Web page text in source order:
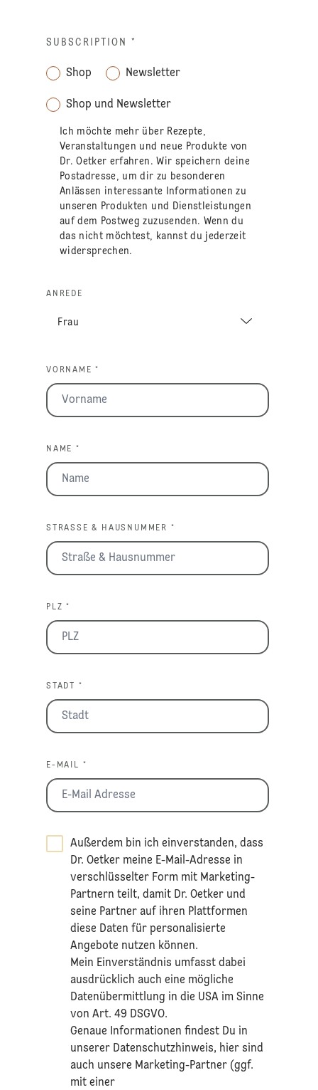
SUBSCRIPTION *
Shop Newsletter
Shop und Newsletter
Ich möchte mehr über Rezepte,
Veranstaltungen und neue Produkte von
Dr. Oetker erfahren. Wir speichern deine
Postadresse, um dir zu besonderen
Anlässen interessante Informationen zu
unseren Produkten und Dienstleistungen
auf dem Postweg zuzusenden. Wenn du
das nicht möchtest, kannst du jederzeit
widersprechen.
ANREDE
VORNAME *
NAME *
STRASSE & HAUSNUMMER *
PLZ *
STADT *
E-MAIL *
Außerdem bin ich einverstanden, dass
Dr. Oetker meine E-Mail-Adresse in
verschlüsselter Form mit Marketing-
Partnern teilt, damit Dr. Oetker und
seine Partner auf ihren Plattformen
diese Daten für personalisierte
Angebote nutzen können.
Mein Einverständnis umfasst dabei
ausdrücklich auch eine mögliche
Datenübermittlung in die USA im Sinne
von Art. 49 DSGVO.​
​Genaue Informationen findest Du in
unserer Datenschutzhinweis, hier sind
auch unsere Marketing-Partner (ggf.
mit einer